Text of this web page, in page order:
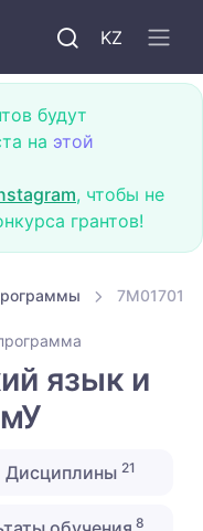
KZ
будут
на этой
, чтобы не
грантов!
7M01701
язык и
Дисциплины21
8